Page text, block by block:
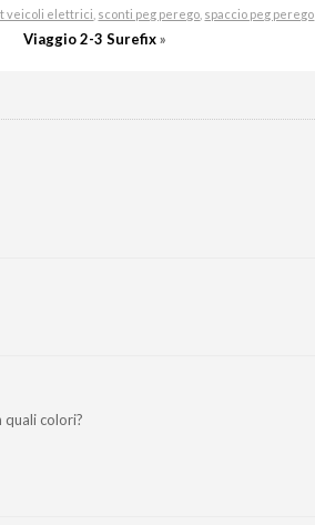
veicoli elettrici sconti peg perego spaccio peg perego
Viaggio 2-3 Surefix»
quali colori?